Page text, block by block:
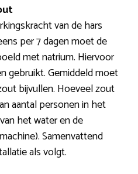
van de hars
per 7 dagen moet de
met natrium. Hiervoor
gebruikt. Gemiddeld moet
bijvullen. Hoeveel zout
aantal personen in het
het water en de
Samenvattend
als volgt.